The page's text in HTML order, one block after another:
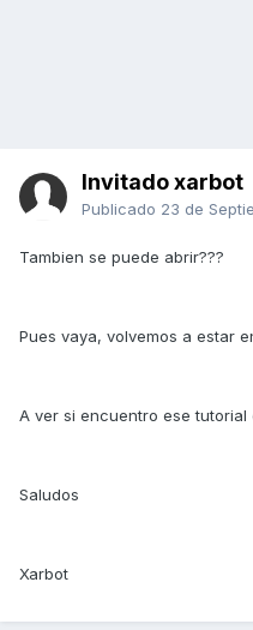
Invitado xarbot
Publicado 23 de
Tambien se puede abrir???
Pues vaya, volvemos a estar
A ver si encuentro ese tutorial
Saludos
Xarbot